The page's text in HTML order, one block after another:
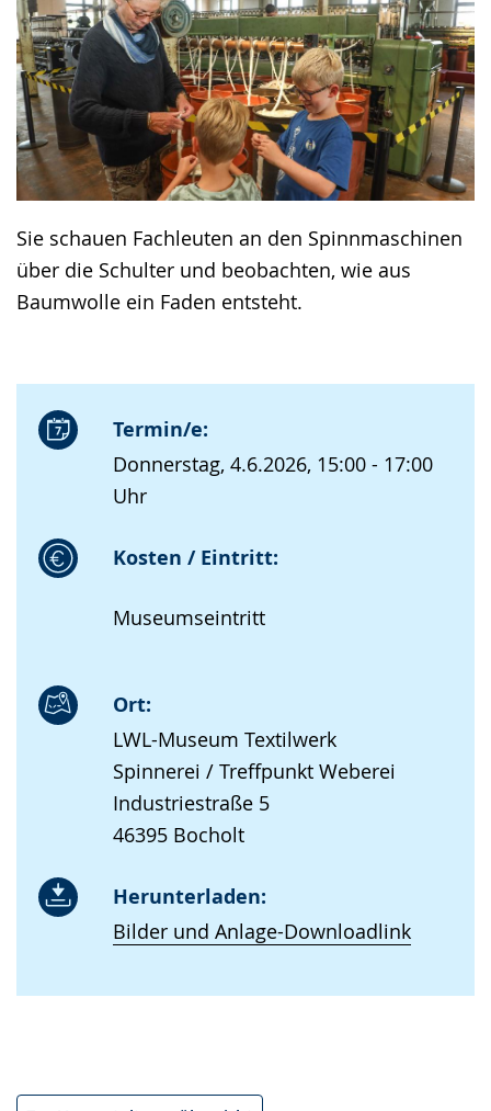
Sie schauen Fachleuten an den Spinnmaschinen
über die Schulter und beobachten, wie aus
Baumwolle ein Faden entsteht.
Termin/e:
Donnerstag, 4.6.2026, 15:00 - 17:00
Uhr
Kosten / Eintritt:
Museumseintritt
Ort:
LWL-Museum Textilwerk
Spinnerei / Treffpunkt Weberei
Industriestraße 5
46395 Bocholt
Herunterladen:
Bilder und Anlage-Downloadlink